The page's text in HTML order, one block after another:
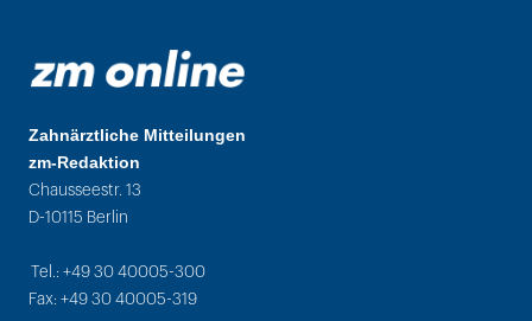
Zahnärztliche Mitteilungen
zm-Redaktion
Chausseestr. 13
D-10115 Berlin
Tel.: +49 30 40005-300
Fax: +49 30 40005-319